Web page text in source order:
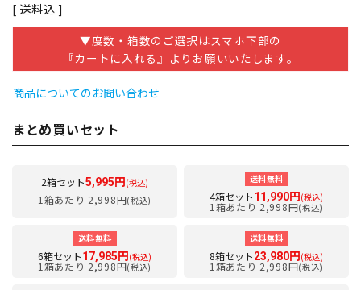
送料込
▼度数・箱数のご選択はスマホ下部の
『カートに入れる』よりお願いいたします。
商品についてのお問い合わせ
まとめ買いセット
2箱セット5,995円 (税込)
1箱あたり 2,998円(税込)
送料無料
4箱セット11,990円 (税込)
1箱あたり 2,998円(税込)
送料無料
6箱セット17,985円 (税込)
1箱あたり 2,998円(税込)
送料無料
8箱セット23,980円 (税込)
1箱あたり 2,998円(税込)